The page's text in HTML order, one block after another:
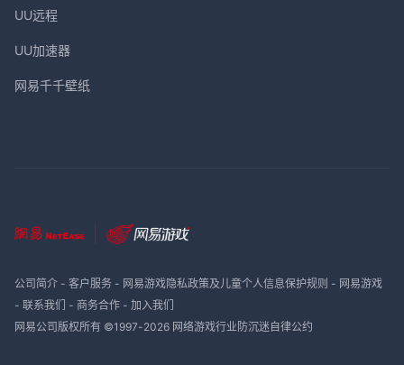
UU远程
UU加速器
网易千千壁纸
公司简介- 客户服务- 网易游戏隐私政策及儿童个人信息保护规则 - 网易游戏
- 联系我们 - 商务合作- 加入我们
网易公司版权所有 ©1997-2026 网络游戏行业防沉迷自律公约